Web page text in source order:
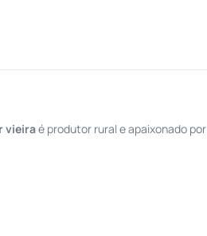
vieiraé produtor rural e apaixonado por